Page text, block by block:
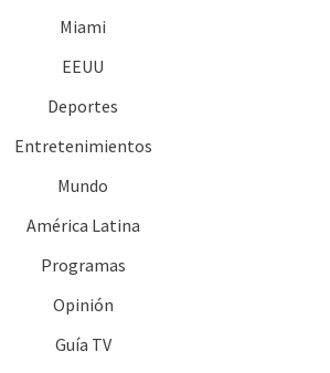
Miami
EEUU
Deportes
Entretenimientos
Mundo
América Latina
Programas
Opinión
Guía TV